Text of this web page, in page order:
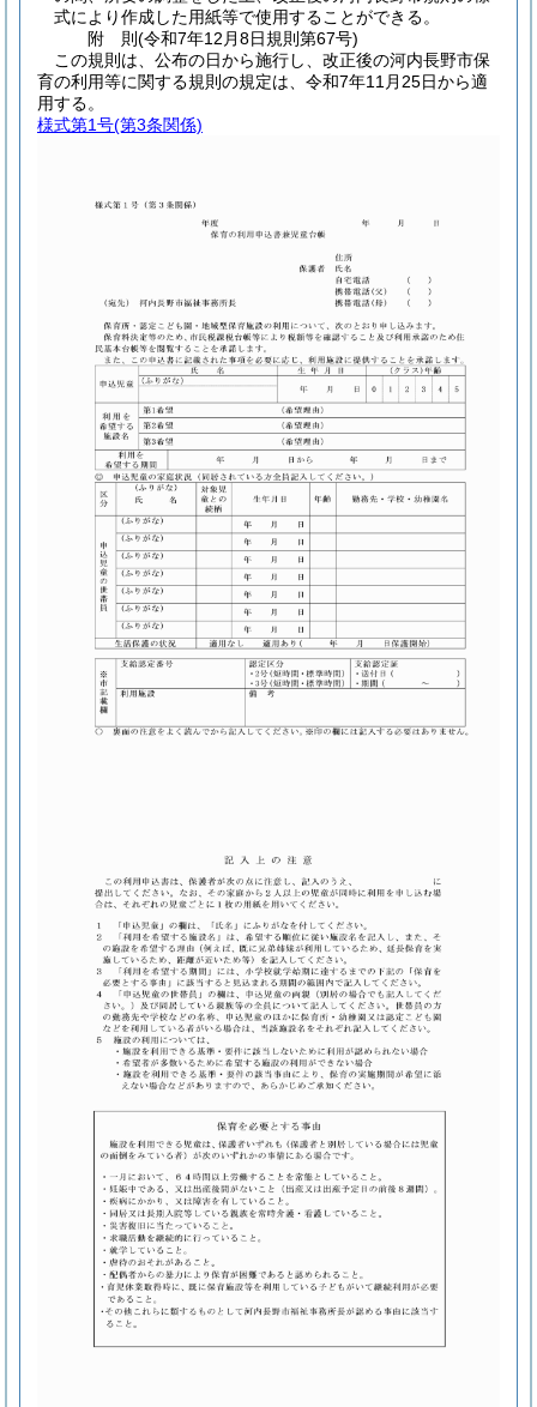
式により作成した用紙等で使用することができる。
附 則(令和7年12月8日規則第67号)
この規則は、公布の日から施行し、改正後の河内長野市保
育の利用等に関する規則の規定は、令和7年11月25日から適
用する。
様式第1号(第3条関係)